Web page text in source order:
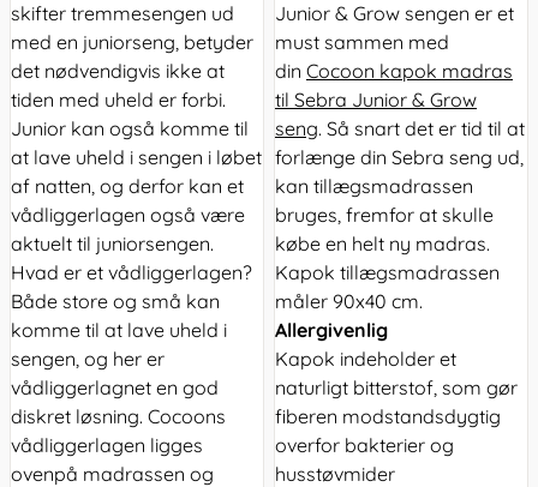
skifter tremmesengen ud
med en juniorseng, betyder
det nødvendigvis ikke at
tiden med uheld er forbi.
Junior kan også komme til
at lave uheld i sengen i løbet
af natten, og derfor kan et
vådliggerlagen også være
aktuelt til juniorsengen.
Hvad er et vådliggerlagen?
Både store og små kan
komme til at lave uheld i
sengen, og her er
vådliggerlagnet en god
diskret løsning. Cocoons
vådliggerlagen ligges
ovenpå madrassen og
Junior & Grow sengen er et
must sammen med
din Cocoon kapok madras
til Sebra Junior & Grow
seng. Så snart det er tid til at
forlænge din Sebra seng ud,
kan tillægsmadrassen
bruges, fremfor at skulle
købe en helt ny madras.
Kapok tillægsmadrassen
måler 90x40 cm.
Allergivenlig
Kapok indeholder et
naturligt bitterstof, som gør
fiberen modstandsdygtig
overfor bakterier og
husstøvmider